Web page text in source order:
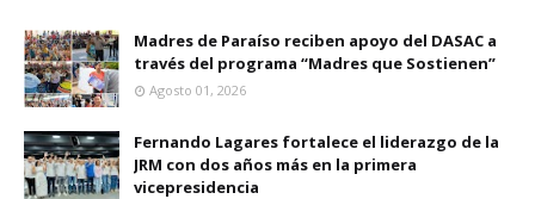
Madres de Paraíso reciben apoyo del DASAC a
través del programa “Madres que Sostienen”
Agosto 01, 2026
Fernando Lagares fortalece el liderazgo de la
JRM con dos años más en la primera
vicepresidencia